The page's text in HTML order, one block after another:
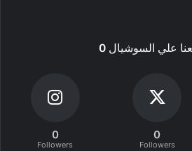
علي السوشيال0
0
Followers
0
Followers